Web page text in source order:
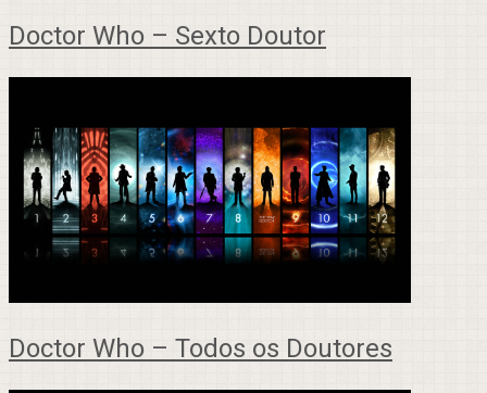
Doctor Who – Sexto Doutor
Doctor Who – Todos os Doutores